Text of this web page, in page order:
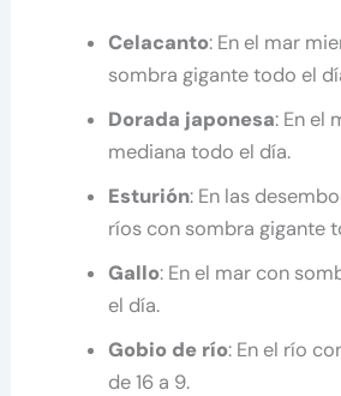
Celacanto: En el mar
sombra gigante todo el
Dorada japonesa: En el
mediana todo el día.
Esturión: En las
ríos con sombra gigante
Gallo: En el mar con
el día.
Gobio de río: En el río
de 16 a 9.